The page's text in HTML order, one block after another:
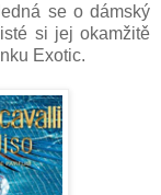
se o dámský
si jej okamžitě
Exotic.